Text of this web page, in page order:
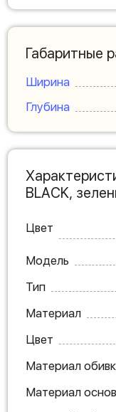
Габаритные
Ширина
Глубина
BLACK,
Цвет
Модель
Тип
Материал
Цвет
Материал
Материал